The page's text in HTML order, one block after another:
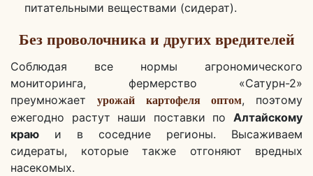
питательными веществами (сидерат).
Без проволочника и других вредителей
Соблюдая все нормы агрономического
мониторинга, фермерство «Сатурн-2»
преумножаетурожай картофеля оптом, поэтому
ежегодно растут наши поставки по Алтайскому
краю и в соседние регионы. Высаживаем
сидераты, которые также отгоняют вредных
насекомых.